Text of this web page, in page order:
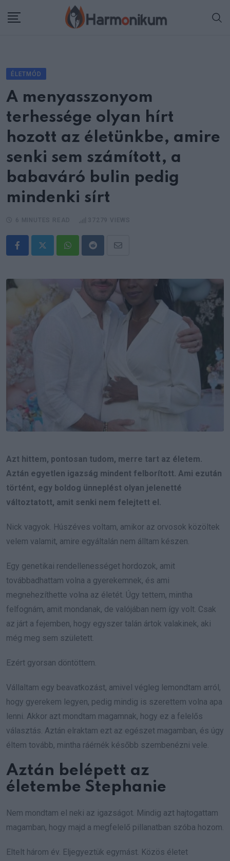
ÉLETMÓD
A menyasszonyom
terhessége olyan hírt
hozott az életünkbe, amire
senki sem számított, a
babaváró bulin pedig
mindenki sírt
WhatsappRedditShare
Email
Azt hittem, pontosan tudom, merre tart az életem.
Aztán egyetlen igazság mindent felborított. Ami ezután
történt, egy boldog ünneplést olyan jelenetté
változtatott, amit senki nem felejtett el.
Nick vagyok. Húszéves voltam, amikor az orvosok közöltek
velem valamit, amire egyáltalán nem álltam készen.
Egy genetikai rendellenességet hordozok, amit
továbbadhattam volna a gyerekemnek, és ami
megnehezíthette volna az életét. Úgy tettem, mintha
felfognám, amit mondanak, de valójában nem így volt. Csak
az járt a fejemben, hogy egyszer talán ártok valakinek, aki
még meg sem született.
Ezért gyorsan döntöttem.
Vállaltam egy beavatkozást, amivel végleg lemondtam arról,
hogy gyerekem legyen, pedig mindig is szerettem volna apa
lenni. Akkor azt mondtam magamnak, hogy ez a felelős
választás. Aztán elraktam ezt az egészet magamban, és úgy
éltem tovább, mintha ráérnék később szembenézni vele.
Aztán belépett az
életembe Stephanie
Nem mondtam el neki az igazságot. Mindig azt hajtogattam
magamban, hogy majd a megfelelő pillanatban szóba hozom.
Eltelt három év. Eljegyeztük egymást. Közös életet